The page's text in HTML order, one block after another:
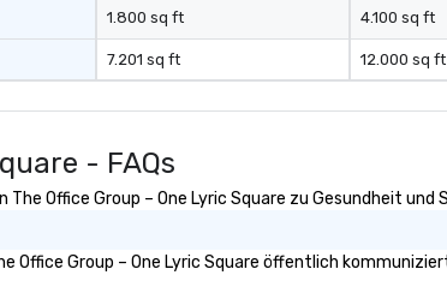
1.800 sq ft
7.201 sq ft
4.100 sq ft
12.000 sq ft
- FAQs
Office Group – One Lyric Square zu Gesundheit
Office Group – One Lyric Square öffentlich